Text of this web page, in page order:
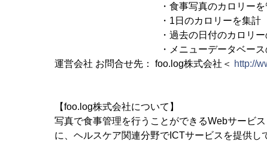
・食事写真のカロリーを
・1日のカロリーを集計
・過去の日付のカロリーの閲
・メニューデータベースの
運営会社 お問合せ先： foo.log株式会社＜ http://
【foo.log株式会社について】
写真で食事管理を行うことができるWebサービ
に、ヘルスケア関連分野でICTサービスを提供し